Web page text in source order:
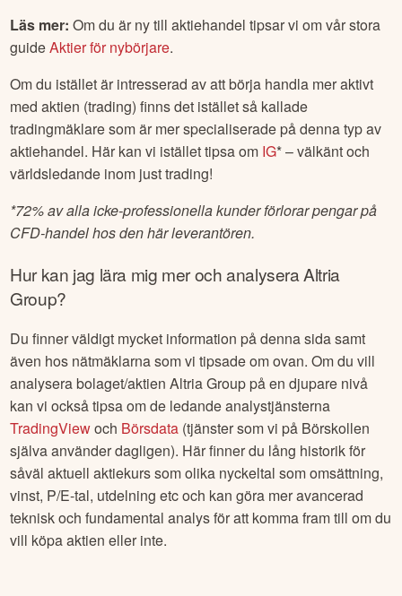
Läs mer: Om du är ny till aktiehandel tipsar vi om vår stora
guideAktier för nybörjare.
Om du istället är intresserad av att börja handla mer aktivt
med aktien (trading) finns det istället så kallade
tradingmäklare som är mer specialiserade på denna typ av
aktiehandel. Här kan vi istället tipsa om IG* – välkänt och
världsledande inom just trading!
*72% av alla icke-professionella kunder förlorar pengar på
CFD-handel hos den här leverantören.
Hur kan jag lära mig mer och analyseraAltria
Group?
Du finner väldigt mycket information på denna sida samt
även hos nätmäklarna som vi tipsade om ovan. Om du vill
analysera bolaget/aktienAltria Group på en djupare nivå
kan vi också tipsa om de ledande analystjänsterna
TradingViewoch Börsdata (tjänster som vi på Börskollen
själva använder dagligen). Här finner du lång historik för
såväl aktuell aktiekurs som olika nyckeltal som omsättning,
vinst, P/E-tal, utdelning etc och kan göra mer avancerad
teknisk och fundamental analys för att komma fram till om du
vill köpa aktien eller inte.